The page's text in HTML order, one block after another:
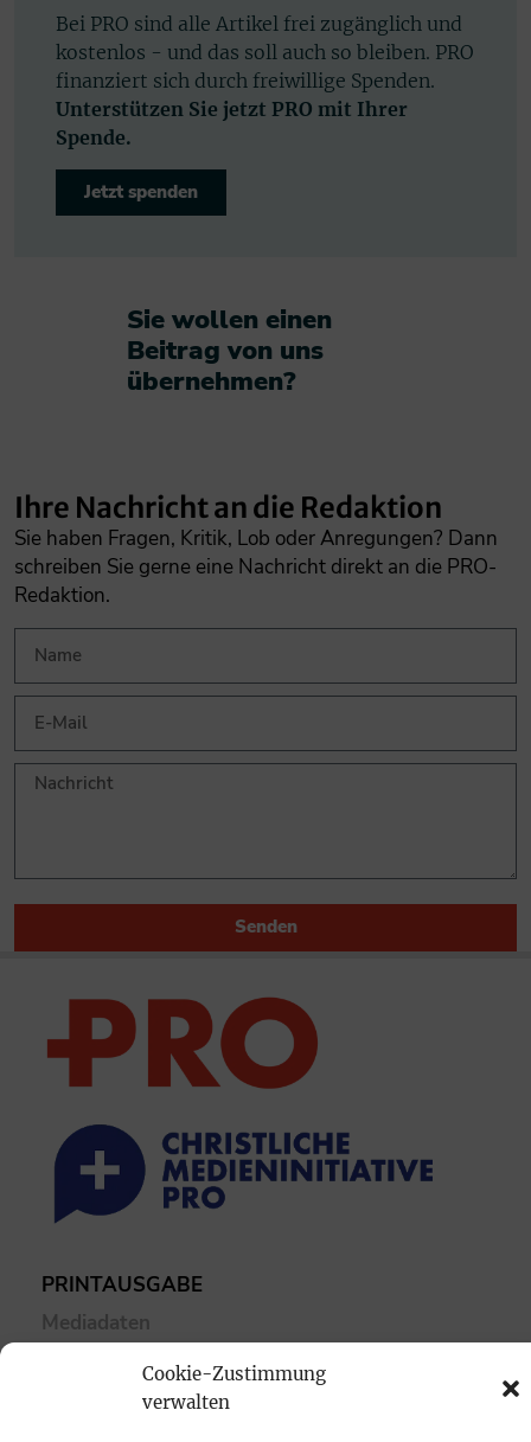
Cookie-Zustimmung
verwalten
Bei PRO sind alle Artikel frei zugänglich und
kostenlos - und das soll auch so bleiben. PRO
finanziert sich durch freiwillige Spenden.
Unterstützen Sie jetzt PRO mit Ihrer
Spende.
Jetzt spenden
Sie wollen einen
Beitrag von uns
übernehmen?​
Ihre Nachricht an die Redaktion
Sie haben Fragen, Kritik, Lob oder Anregungen? Dann
schreiben Sie gerne eine Nachricht direkt an die PRO-
Redaktion.
Senden
PRINTAUSGABE
Mediadaten